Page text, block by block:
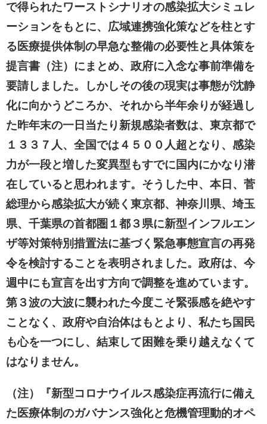
で得られたワーストシナリオの感染拡大シミュレ
ーションをもとに、広域連携強化策などを柱とす
る医療提供体制の早急な整備の必要性と具体策を
提言書（注）にまとめ、政府に入念な事前準備を
要請しました。しかしその後の現実は事態が沈静
化に向かうどころか、それから半年余りが経過し
た昨年末の一日当たり新規感染者数は、東京都で
１３３７人、全国では４５００人超となり、感染
力が一段と増した変異型もすでに国内にかなり潜
在していると思われます。そうした中、本日、菅
総理から感染拡大が続く東京都、神奈川県、埼玉
県、千葉県の首都圏１都３県に新型インフルエン
ザ等対策特別措置法に基づく緊急事態宣言の再発
令を検討することを表明されました。政府は、今
週中にも宣言を出す方向で調整を進めています。
第３波の大波に襲われた今度こそ緊張感を絶やす
ことなく、政府や自治体はもとより、私たち国民
も心を一つにし、結束して困難を乗り越えなくて
はなりません。
（注）『新型コロナウイルス感染症再流行に備え
た医療体制のガバナンス強化と危機管理動的オペ